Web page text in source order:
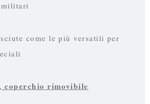
militari
come le più versatili per
coperchio rimovibile